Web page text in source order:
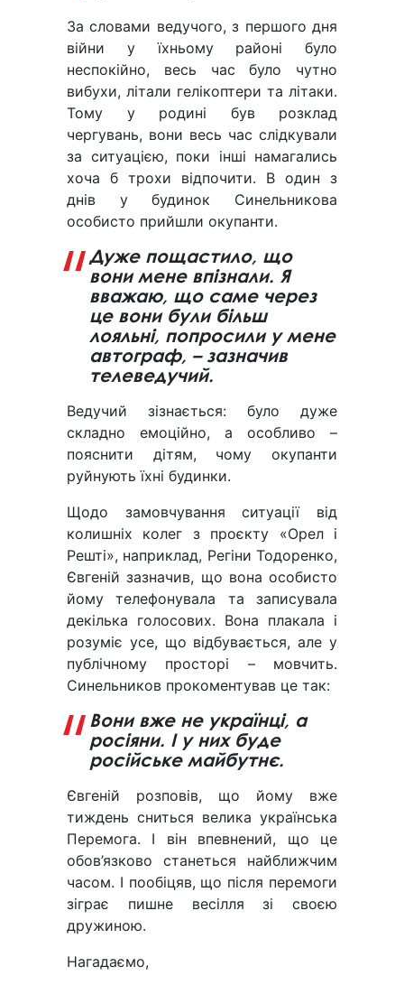
За словами ведучого, з першого дня
війни у їхньому районі було
неспокійно, весь час було чутно
вибухи, літали гелікоптери та літаки.
Тому у родині був розклад
чергувань, вони весь час слідкували
за ситуацією, поки інші намагались
хоча б трохи відпочити. В один з
днів у будинок Синельникова
особисто прийшли окупанти.
Дуже пощастило, що
вони мене впізнали. Я
вважаю, що саме через
це вони були більш
лояльні, попросили у мене
автограф, – зазначив
телеведучий.
Ведучий зізнається: було дуже
складно емоційно, а особливо –
пояснити дітям, чому окупанти
руйнують їхні будинки.
Щодо замовчування ситуації від
колишніх колег з проєкту «Орел і
Решті», наприклад, Регіни Тодоренко,
Євгеній зазначив, що вона особисто
йому телефонувала та записувала
декілька голосових. Вона плакала і
розуміє усе, що відбувається, але у
публічному просторі – мовчить.
Синельников прокоментував це так:
Вони вже не українці, а
росіяни. І у них буде
російське майбутнє.
Євгеній розповів, що йому вже
тиждень сниться велика українська
Перемога. І він впевнений, що це
обов’язково станеться найближчим
часом. І пообіцяв, що після перемоги
зіграє пишне весілля зі своєю
дружиною.
Нагадаємо,